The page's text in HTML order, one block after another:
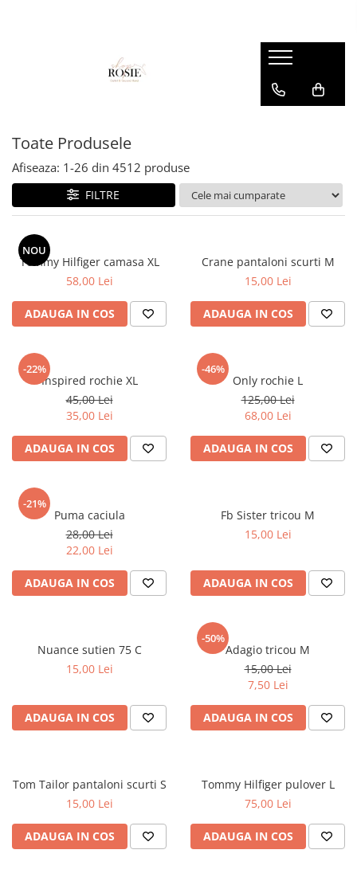
Femei
Genti
Blugi
Bluze/Topuri
Cardigane
Colanti
Fuste
Hanorace
Lenjerii si pijamale
Pantaloni
Pulovere
Rochii
Sacouri si Costume
Salopete
Sport
Copii
Bluze
Camasi
Geci
Hanorace
Pantaloni
Pantaloni scurti
Pulovere
sport
Tricouri si maiouri
Bluze
body
Camasi
Geci
Hanorace
Incaltaminte
Pantaloni scurti
Rochii&Fuste/Sacouri
Salopete
veste
Toate Produsele
Afiseaza: 1-26 din 4512 produse
FILTRE
NOU
Tommy Hilfiger camasa XL
58,00 Lei
ADAUGA IN COS
Crane pantaloni scurti M
15,00 Lei
ADAUGA IN COS
-22%
Inspired rochie XL
45,00 Lei
35,00 Lei
ADAUGA IN COS
-46%
Only rochie L
125,00 Lei
68,00 Lei
ADAUGA IN COS
-21%
Puma caciula
28,00 Lei
22,00 Lei
ADAUGA IN COS
Fb Sister tricou M
15,00 Lei
ADAUGA IN COS
Nuance sutien 75 C
15,00 Lei
ADAUGA IN COS
-50%
Adagio tricou M
15,00 Lei
7,50 Lei
ADAUGA IN COS
Tom Tailor pantaloni scurti S
15,00 Lei
ADAUGA IN COS
Tommy Hilfiger pulover L
75,00 Lei
ADAUGA IN COS